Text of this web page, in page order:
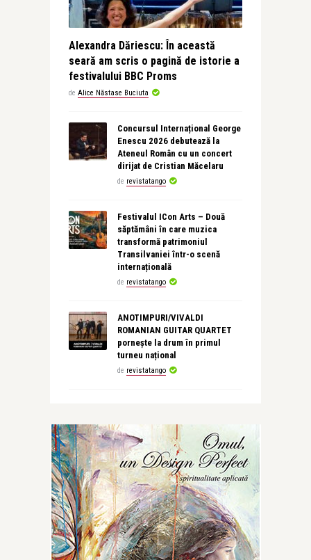
Alexandra Dăriescu: În această
seară am scris o pagină de istorie a
festivalului BBC Proms
de Alice Năstase Buciuta
Concursul Internațional George
Enescu 2026 debutează la
Ateneul Român cu un concert
dirijat de Cristian Măcelaru
de revistatango
Festivalul ICon Arts – Două
săptămâni în care muzica
transformă patrimoniul
Transilvaniei într-o scenă
internațională
de revistatango
ANOTIMPURI/VIVALDI
ROMANIAN GUITAR QUARTET
pornește la drum în primul
turneu național
de revistatango